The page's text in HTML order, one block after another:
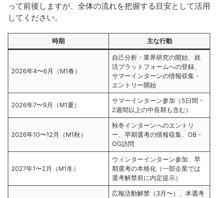
って前後しますが、全体の流れを把握する目安として活用
してください。
時期 主な行動
2026年4〜6月（M1春）
自己分析・業界研究の開始、就
活プラットフォームへの登録、
サマーインターンの情報収集・
エントリー開始
2026年7〜9月（M1夏）
サマーインターン参加（5日間・
2週間以上の中長期も含む）
2026年10〜12月（M1秋）
秋冬インターンへのエントリ
ー、早期選考の情報収集、OB・
OG訪問
2027年1〜2月（M1冬）
ウィンターインターン参加、早
期選考の本格化（一部企業では
選考解禁前に内定提示）
広報活動解禁（3月〜）、本選考